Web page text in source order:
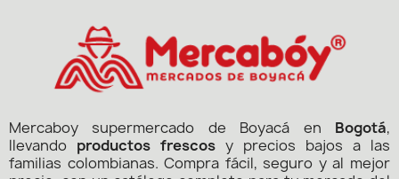
Mercaboy supermercado de Boyacá en Bogotá,
llevando productos frescos y precios bajos a las
familias colombianas. Compra fácil, seguro y al mejor